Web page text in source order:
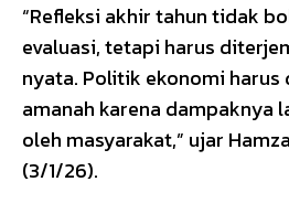
“Refleksi akhir tahun tidak
evaluasi, tetapi harus
nyata. Politik ekonomi harus
amanah karena dampaknya
oleh masyarakat,” ujar
(3/1/26).